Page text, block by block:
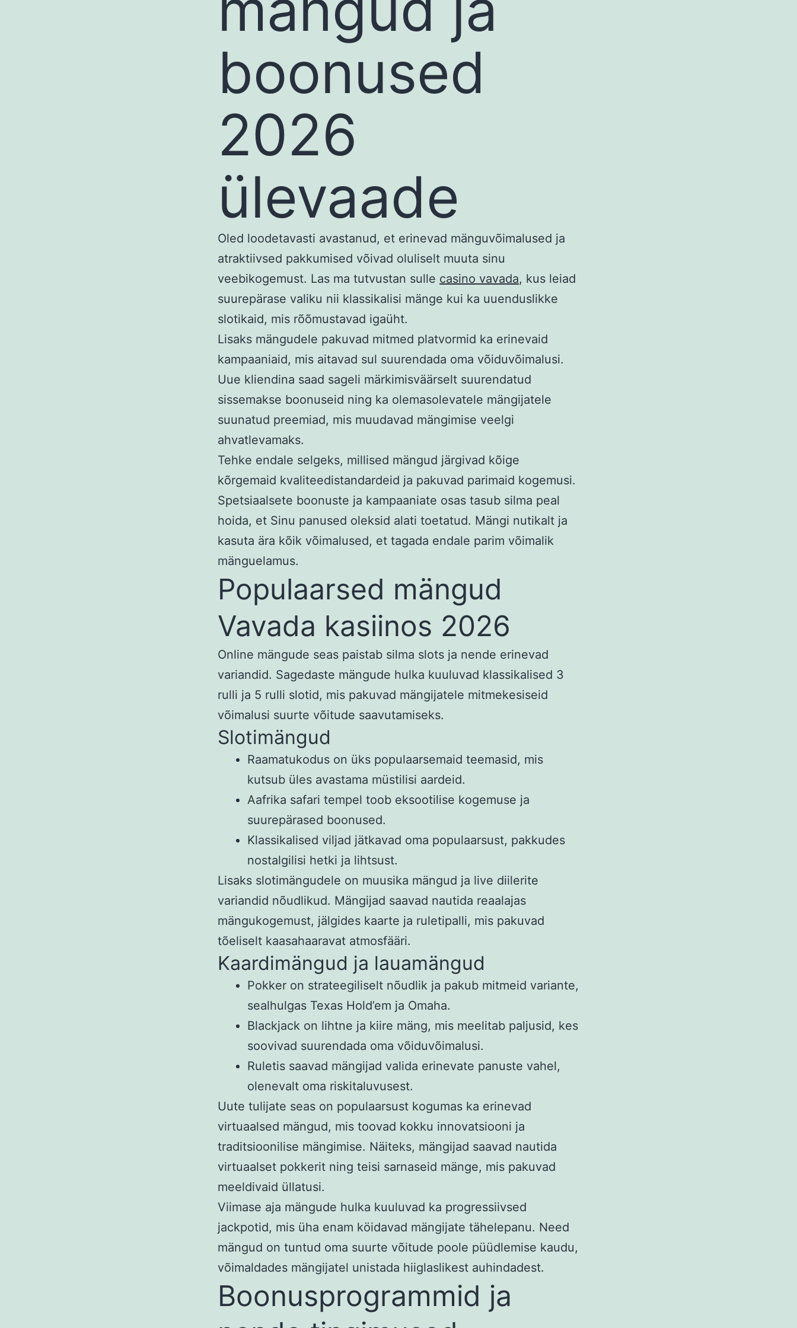
boonused
2026
ülevaade
Oled loodetavasti avastanud, et erinevad mänguvõimalused ja
atraktiivsed pakkumised võivad oluliselt muuta sinu
veebikogemust. Las ma tutvustan sulle casino vavada, kus leiad
suurepärase valiku nii klassikalisi mänge kui ka uuenduslikke
slotikaid, mis rõõmustavad igaüht.
Lisaks mängudele pakuvad mitmed platvormid ka erinevaid
kampaaniaid, mis aitavad sul suurendada oma võiduvõimalusi.
Uue kliendina saad sageli märkimisväärselt suurendatud
sissemakse boonuseid ning ka olemasolevatele mängijatele
suunatud preemiad, mis muudavad mängimise veelgi
ahvatlevamaks.
Tehke endale selgeks, millised mängud järgivad kõige
kõrgemaid kvaliteedistandardeid ja pakuvad parimaid kogemusi.
Spetsiaalsete boonuste ja kampaaniate osas tasub silma peal
hoida, et Sinu panused oleksid alati toetatud. Mängi nutikalt ja
kasuta ära kõik võimalused, et tagada endale parim võimalik
mänguelamus.
Populaarsed mängud
Vavada kasiinos 2026
Online mängude seas paistab silma slots ja nende erinevad
variandid. Sagedaste mängude hulka kuuluvad klassikalised 3
rulli ja 5 rulli slotid, mis pakuvad mängijatele mitmekesiseid
võimalusi suurte võitude saavutamiseks.
Slotimängud
Raamatukodus on üks populaarsemaid teemasid, mis
kutsub üles avastama müstilisi aardeid.
Aafrika safari tempel toob eksootilise kogemuse ja
suurepärased boonused.
Klassikalised viljad jätkavad oma populaarsust, pakkudes
nostalgilisi hetki ja lihtsust.
Lisaks slotimängudele on muusika mängud ja live diilerite
variandid nõudlikud. Mängijad saavad nautida reaalajas
mängukogemust, jälgides kaarte ja ruletipalli, mis pakuvad
tõeliselt kaasahaaravat atmosfääri.
Kaardimängud ja lauamängud
Pokker on strateegiliselt nõudlik ja pakub mitmeid variante,
sealhulgas Texas Hold’em ja Omaha.
Blackjack on lihtne ja kiire mäng, mis meelitab paljusid, kes
soovivad suurendada oma võiduvõimalusi.
Ruletis saavad mängijad valida erinevate panuste vahel,
olenevalt oma riskitaluvusest.
Uute tulijate seas on populaarsust kogumas ka erinevad
virtuaalsed mängud, mis toovad kokku innovatsiooni ja
traditsioonilise mängimise. Näiteks, mängijad saavad nautida
virtuaalset pokkerit ning teisi sarnaseid mänge, mis pakuvad
meeldivaid üllatusi.
Viimase aja mängude hulka kuuluvad ka progressiivsed
jackpotid, mis üha enam köidavad mängijate tähelepanu. Need
mängud on tuntud oma suurte võitude poole püüdlemise kaudu,
võimaldades mängijatel unistada hiiglaslikest auhindadest.
Boonusprogrammid ja